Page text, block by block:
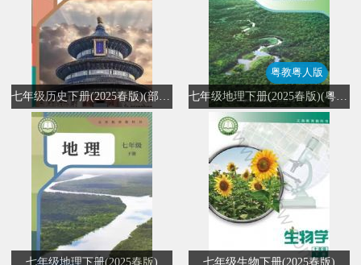
粤教粤人版
七年级地理下册(2025春版) 七年级生物下册(2025春版)